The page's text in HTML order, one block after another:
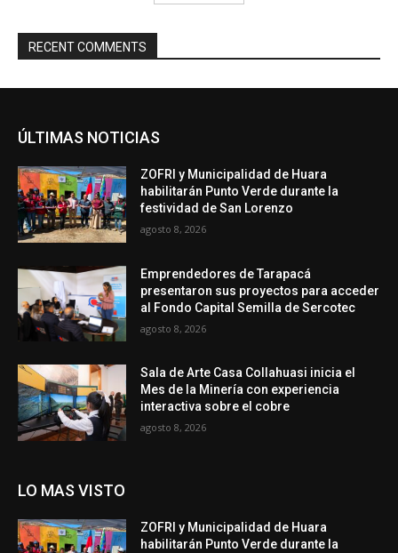
RECENT COMMENTS
ÚLTIMAS NOTICIAS
ZOFRI y Municipalidad de Huara
habilitarán Punto Verde durante la
festividad de San Lorenzo
agosto 8, 2026
Emprendedores de Tarapacá
presentaron sus proyectos para acceder
al Fondo Capital Semilla de Sercotec
agosto 8, 2026
Sala de Arte Casa Collahuasi inicia el
Mes de la Minería con experiencia
interactiva sobre el cobre
agosto 8, 2026
LO MAS VISTO
ZOFRI y Municipalidad de Huara
habilitarán Punto Verde durante la